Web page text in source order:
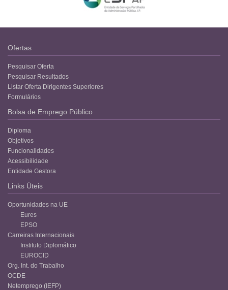
Ofertas
Pesquisar Oferta
Pesquisar Resultados
Listar Oferta Dirigentes Superiores
Formulários
Bolsa de Emprego Público
Diploma
Objetivos
Funcionalidades
Acessibilidade
Entidade Gestora
Links Úteis
Oportunidades na UE
Eures
EPSO
Carreiras Internacionais
Instituto Diplomático
EUROCID
Org. Int. do Trabalho
OCDE
Netemprego (IEFP)